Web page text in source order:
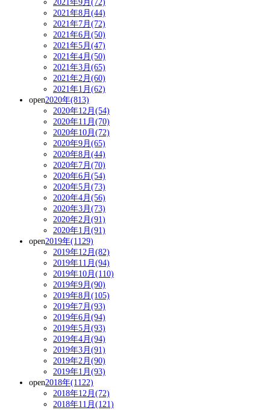
2021年9月(72)
2021年8月(44)
2021年7月(72)
2021年6月(50)
2021年5月(47)
2021年4月(50)
2021年3月(65)
2021年2月(60)
2021年1月(62)
open2020年(813)
2020年12月(54)
2020年11月(70)
2020年10月(72)
2020年9月(65)
2020年8月(44)
2020年7月(70)
2020年6月(54)
2020年5月(73)
2020年4月(56)
2020年3月(73)
2020年2月(91)
2020年1月(91)
open2019年(1129)
2019年12月(82)
2019年11月(94)
2019年10月(110)
2019年9月(90)
2019年8月(105)
2019年7月(93)
2019年6月(94)
2019年5月(93)
2019年4月(94)
2019年3月(91)
2019年2月(90)
2019年1月(93)
open2018年(1122)
2018年12月(72)
2018年11月(121)